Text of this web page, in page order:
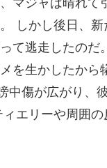
しかし後日、
て逃走したの
を生かしたから
中傷が広がり、
エリーや周囲